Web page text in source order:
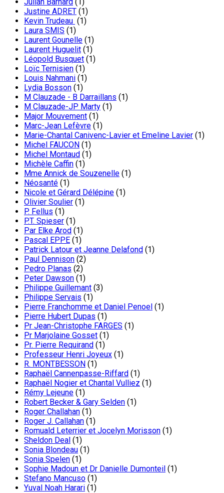
Justine ADRET (1)
Kevin Trudeau (1)
Laura SMIS (1)
Laurent Gounelle (1)
Laurent Huguelit (1)
Léopold Busquet (1)
Loïc Ternisien (1)
Louis Nahmani (1)
Lydia Bosson (1)
M Clauzade - B Darraillans (1)
M Clauzade-JP Marty (1)
Major Mouvement (1)
Marc-Jean Lefèvre (1)
Marie-Chantal Canivenc-Lavier et Emeline Lavier (1)
Michel FAUCON (1)
Michel Montaud (1)
Michèle Caffin (1)
Mme Annick de Souzenelle (1)
Néosanté (1)
Nicole et Gérard Délépine (1)
Olivier Soulier (1)
P. Fellus (1)
P.T. Spieser (1)
Par Elke Arod (1)
Pascal EPPE (1)
Patrick Latour et Jeanne Delafond (1)
Paul Dennison (2)
Pedro Planas (2)
Peter Dawson (1)
Philippe Guillemant (3)
Philippe Servais (1)
Pierre Franchomme et Daniel Penoel (1)
Pierre Hubert Dupas (1)
Pr Jean-Christophe FARGES (1)
Pr Marjolaine Gosset (1)
Pr. Pierre Requirand (1)
Professeur Henri Joyeux (1)
R. MONTBESSON (1)
Raphaël Cannenpasse-Riffard (1)
Raphaël Nogier et Chantal Vulliez (1)
Rémy Lejeune (1)
Robert Becker & Gary Selden (1)
Roger Challahan (1)
Roger J. Callahan (1)
Romuald Leterrier et Jocelyn Morisson (1)
Sheldon Deal (1)
Sonia Blondeau (1)
Sonia Spelen (1)
Sophie Madoun et Dr Danielle Dumonteil (1)
Stefano Mancuso (1)
Yuval Noah Harari (1)